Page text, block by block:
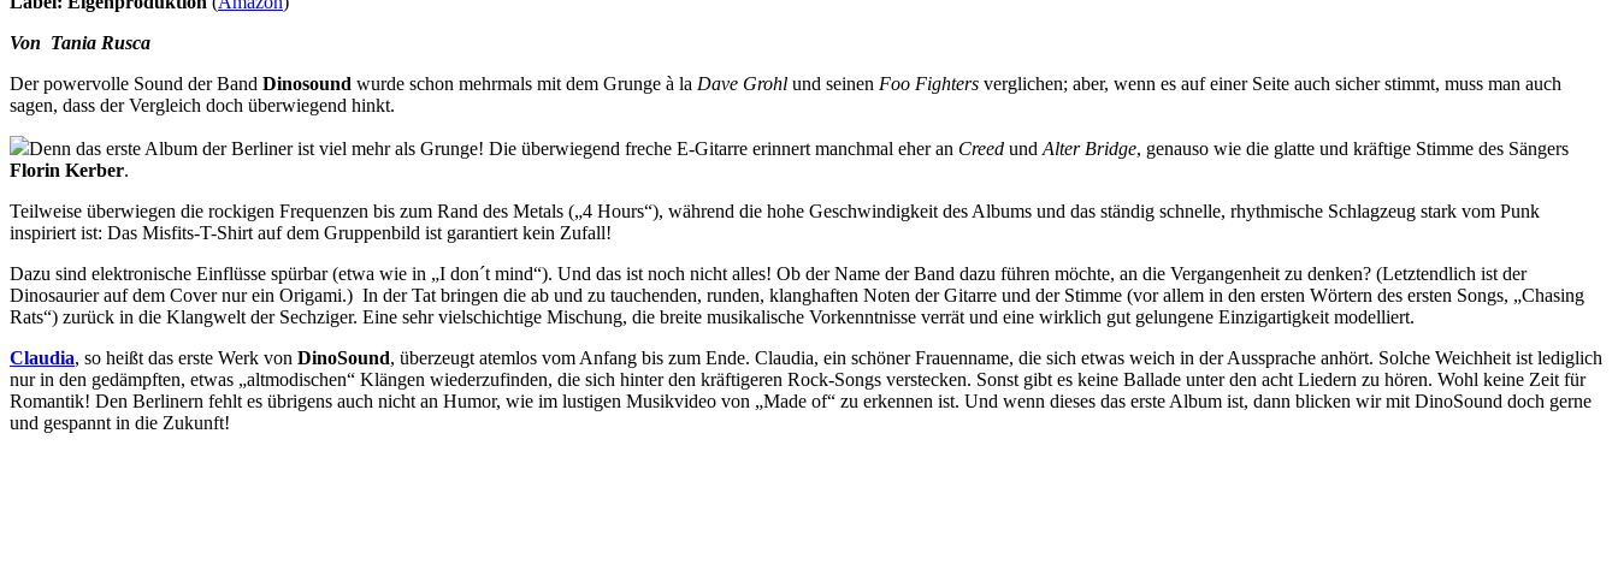
Von Tania Rusca
Der powervolle Sound der Band Dinosound wurde schon mehrmals mit dem Grunge à la Dave Grohl und seinen Foo Fighters verglichen; aber, wenn es auf einer Seite auch sicher stimmt, muss man auch
sagen, dass der Vergleich doch überwiegend hinkt.
Denn das erste Album der Berliner ist viel mehr als Grunge! Die überwiegend freche E-Gitarre erinnert manchmal eher an Creed und Alter Bridge, genauso wie die glatte und kräftige Stimme des Sängers
Florin Kerber.
Teilweise überwiegen die rockigen Frequenzen bis zum Rand des Metals („4 Hours“), während die hohe Geschwindigkeit des Albums und das ständig schnelle, rhythmische Schlagzeug stark vom Punk
inspiriert ist: Das Misfits-T-Shirt auf dem Gruppenbild ist garantiert kein Zufall!
Dazu sind elektronische Einflüsse spürbar (etwa wie in „I don´t mind“). Und das ist noch nicht alles! Ob der Name der Band dazu führen möchte, an die Vergangenheit zu denken? (Letztendlich ist der
Dinosaurier auf dem Cover nur ein Origami.) In der Tat bringen die ab und zu tauchenden, runden, klanghaften Noten der Gitarre und der Stimme (vor allem in den ersten Wörtern des ersten Songs, „Chasing
Rats“) zurück in die Klangwelt der Sechziger. Eine sehr vielschichtige Mischung, die breite musikalische Vorkenntnisse verrät und eine wirklich gut gelungene Einzigartigkeit modelliert.
Claudia, so heißt das erste Werk von DinoSound, überzeugt atemlos vom Anfang bis zum Ende. Claudia, ein schöner Frauenname, die sich etwas weich in der Aussprache anhört. Solche Weichheit ist lediglich
nur in den gedämpften, etwas „altmodischen“ Klängen wiederzufinden, die sich hinter den kräftigeren Rock-Songs verstecken. Sonst gibt es keine Ballade unter den acht Liedern zu hören. Wohl keine Zeit für
Romantik! Den Berlinern fehlt es übrigens auch nicht an Humor, wie im lustigen Musikvideo von „Made of“ zu erkennen ist. Und wenn dieses das erste Album ist, dann blicken wir mit DinoSound doch gerne
und gespannt in die Zukunft!